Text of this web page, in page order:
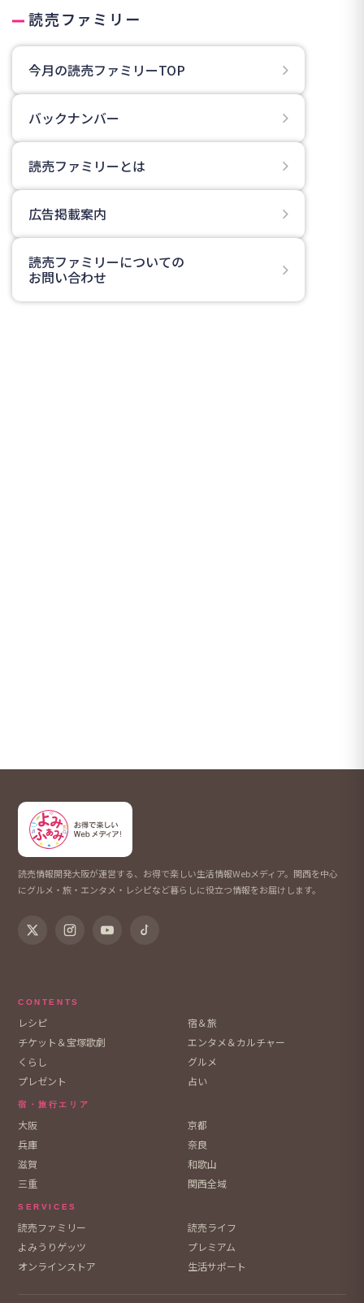
読売ファミリー
今月の読売ファミリーTOP
バックナンバー
読売ファミリーとは
広告掲載案内
読売ファミリーについての
お問い合わせ
読売情報開発大阪が運営する、お得で楽しい生活情報Webメディア。関西を中心
にグルメ・旅・エンタメ・レシピなど暮らしに役立つ情報をお届けします。
CONTENTS
レシピ
宿＆旅
チケット＆宝塚歌劇
エンタメ＆カルチャー
くらし
グルメ
プレゼント
占い
宿・旅行エリア
大阪
京都
兵庫
奈良
滋賀
和歌山
三重
関西全域
SERVICES
読売ファミリー
読売ライフ
よみうりゲッツ
プレミアム
オンラインストア
生活サポート